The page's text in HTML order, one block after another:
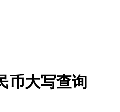
币大写查询